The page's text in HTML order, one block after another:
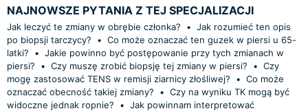
NAJNOWSZE PYTANIA Z TEJ SPECJALIZACJI
Jak leczyć te zmiany w obrębie członka? • Jak rozumieć ten opis
po biopsji tarczycy?
• Co może oznaczać ten guzek w piersi u 65-
latki?
• Jakie powinno być postępowanie przy tych zmianach w
piersi?
• Czy muszę zrobić biopsję tej zmiany w piersi? • Czy
mogę zastosować TENS w remisji ziarnicy złośliwej?
• Co może
oznaczać obecność takiej zmiany?
• Czy na wyniku TK mogą być
widoczne jednak ropnie?
• Jak powinnam interpretować